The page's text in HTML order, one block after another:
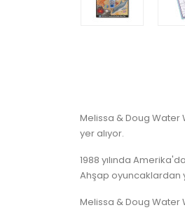
Melissa & Doug Water
yer alıyor.
1988 yılında
Ahşap oyuncaklardan
Melissa & Doug Water